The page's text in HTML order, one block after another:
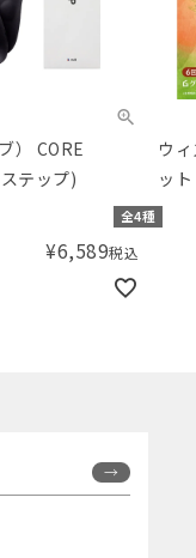
） CORE
テップ)
全4種
¥6,589税込
ウ
ッ